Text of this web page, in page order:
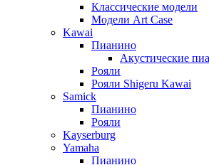
Классические модели
Модели Art Case
Kawai
Пианино
Акустические
Рояли
Рояли Shigeru Kawai
Samick
Пианино
Рояли
Kayserburg
Yamaha
Пианино